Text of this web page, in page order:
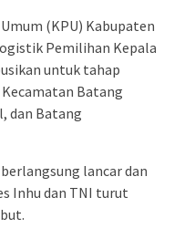
(KPU) Kabupaten
Pemilihan Kepala
untuk tahap
Batang
dan Batang
lancar dan
Inhu dan TNI turut